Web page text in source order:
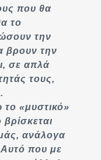
που θα
το
την
βρουν την
σε απλά
τους,
το «μυστικό»
βρίσκεται
ανάλογα
Αυτό που με